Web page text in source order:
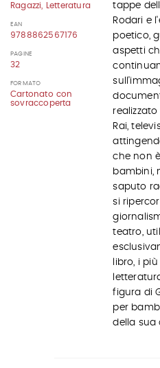
Ragazzi, Letteratura
EAN
9788862567176
PAGINE
32
FORMATO
Cartonato con
sovraccoperta
tappe
Rodari e
poetico,
aspetti
Rai,
che non
bambini,
saputo
si
teatro,
libro, i
figura di
per
della sua